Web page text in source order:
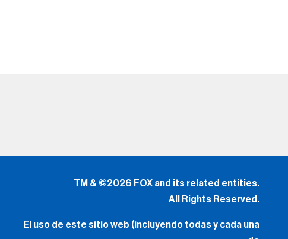
TM & ©2026 FOX and its related entities.
All Rights Reserved.
El uso de este sitio web (incluyendo todas y cada una